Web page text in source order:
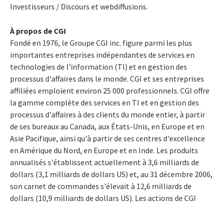
Investisseurs / Discours et webdiffusions.
À propos de CGI
Fondé en 1976, le Groupe CGI inc. figure parmi les plus
importantes entreprises indépendantes de services en
technologies de l'information (TI) et en gestion des
processus d'affaires dans le monde. CGI et ses entreprises
affiliées emploient environ 25 000 professionnels. CGI offre
la gamme complète des services en TI et en gestion des
processus d'affaires à des clients du monde entier, à partir
de ses bureaux au Canada, aux États-Unis, en Europe et en
Asie Pacifique, ainsi qu'à partir de ses centres d'excellence
en Amérique du Nord, en Europe et en Inde. Les produits
annualisés s'établissent actuellement à 3,6 milliards de
dollars (3,1 milliards de dollars US) et, au 31 décembre 2006,
son carnet de commandes s'élevait à 12,6 milliards de
dollars (10,9 milliards de dollars US). Les actions de CGI